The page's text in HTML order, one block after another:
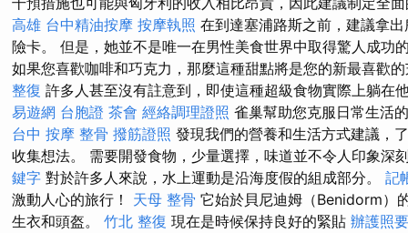
高雄 台中精油按摩 按摩執照 在到達塞浦路斯之前，建議拿
險卡。 但是，她並不是唯一在男性美食世界中取得驚人成功
如果您喜歡咖啡和巧克力，那麼這種甜點將是您的新最喜歡的
整復 許多人甚至沒有註意到，即使這種超級食物實際上躺在
易遊網 台胞證 茶會 經絡調理證照 雀巢幫助您克服日常生活
台中 按摩 整骨 撥筋證照 發現我們的營養和生活方式建議，
收集想法。 需要開發食物，少量選擇，味道並不令人印象深
鍵字 對於許多人來說，水上運動是沿海度假的組成部分。 記
激動人心的旅行！ 天母 整骨 它始於貝尼迪姆（Benidorm）
生衣和頭盔。 竹北 整復 現在是時候保持良好的緊貼 辦護照